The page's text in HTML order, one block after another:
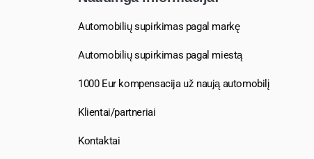
Automobilių supirkimas pagal markę
Automobilių supirkimas pagal miestą
1000 Eur kompensacija už naują automobilį
Klientai/partneriai
Kontaktai